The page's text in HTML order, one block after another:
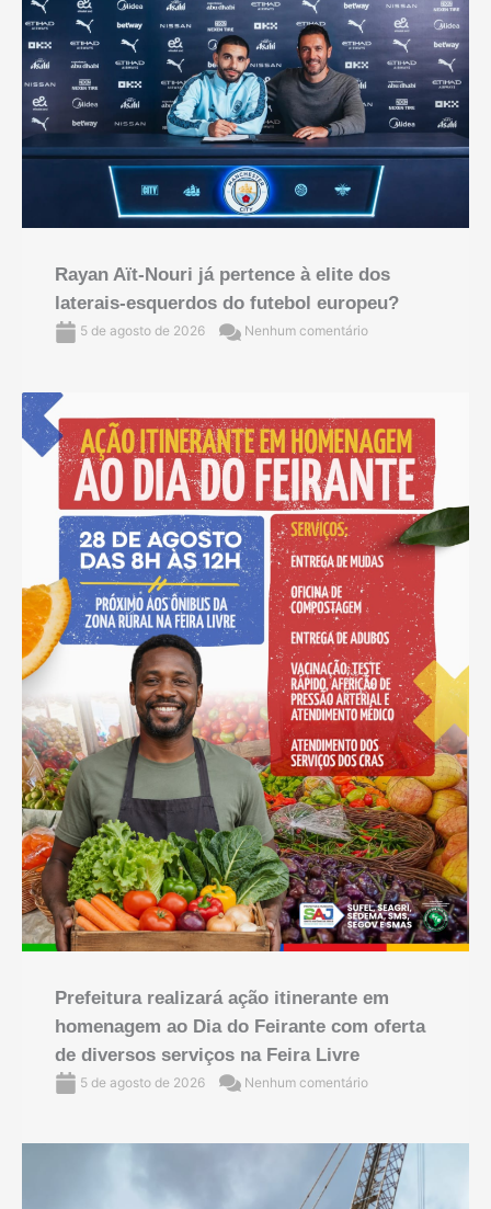
Rayan Aït-Nouri já pertence à elite dos
laterais-esquerdos do futebol europeu?
5 de agosto de 2026 Nenhum comentário
Prefeitura realizará ação itinerante em
homenagem ao Dia do Feirante com oferta
de diversos serviços na Feira Livre
5 de agosto de 2026 Nenhum comentário